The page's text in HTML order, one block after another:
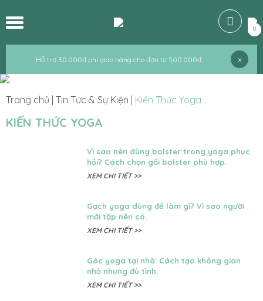
Hỗ trợ 30.000đ phí giao hàng cho đơn từ 500.000đ
Hỗ trợ 30.000đ phí giao hàng cho đơn từ 500.000đ x
0
Trang chủ Tin Tức & Sự Kiện Kiến Thức Yoga
KIẾN THỨC YOGA
Vì sao nên dùng bolster trong yoga phục
hồi? Cách chọn gối bolster phù hợp.
XEM CHI TIẾT >>
Gạch yoga dùng để làm gì? Vì sao người
mới tập nên có.
XEM CHI TIẾT >>
Góc yoga tại nhà: Cách tạo không gian
nhỏ nhưng đủ tĩnh.
XEM CHI TIẾT >>